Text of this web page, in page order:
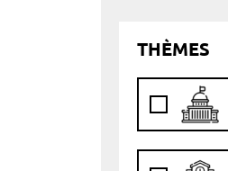
THÈMES